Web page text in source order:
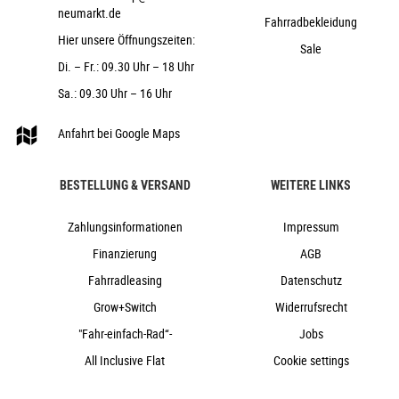
ACID Mudguard Rear Light PRO-E, 12V, DC
CUBE CenterStand
ACID 75, BB-Mount
ACID 20" Semi-Integrated Carrier, ACID
24,0 kg
reedgreen´n´reflex
Cube
Cube
City & Urban, e-Bike, Kompaktrad
ja
2026
neumarkt.de
Hier unsere Öffnungszeiten:
Di. – Fr.: 09.30 Uhr – 18 Uhr
Sa.: 09.30 Uhr – 16 Uhr
Anfahrt bei Google Maps
Fahrradbekleidung
Sale
BESTELLUNG & VERSAND
Zahlungsinformationen
Finanzierung
Fahrradleasing
Grow+Switch
"Fahr-einfach-Rad“-
All Inclusive Flat
WEITERE LINKS
Impressum
AGB
Datenschutz
Widerrufsrecht
Jobs
Cookie settings